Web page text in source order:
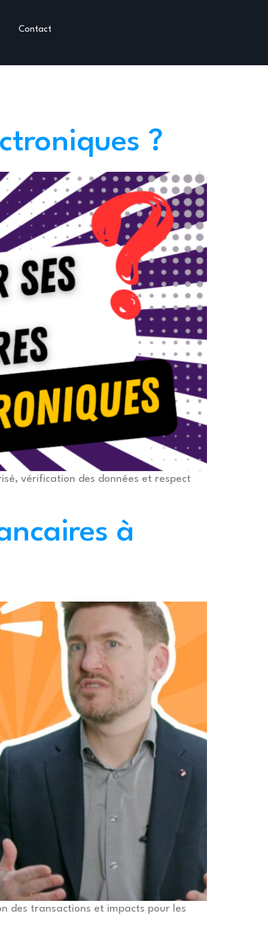
Contact
?
vérification des données et respect
à
des transactions et impacts pour les